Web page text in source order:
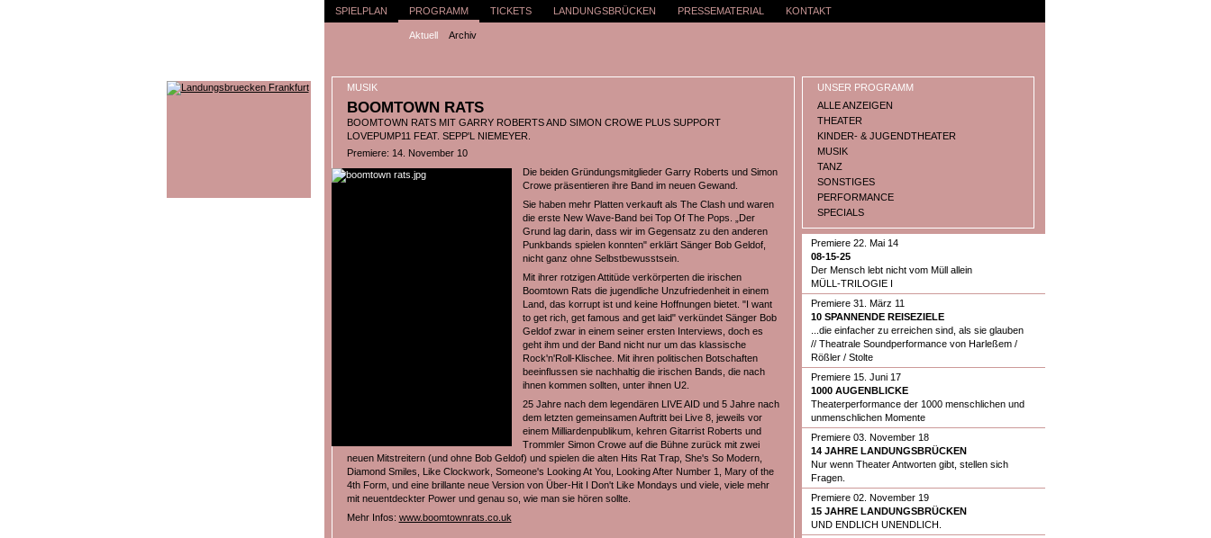
SPIELPLAN PROGRAMM
Aktuell Archiv
TICKETS LANDUNGSBRÜCKEN PRESSEMATERIAL KONTAKT
MUSIK
BOOMTOWN RATS
BOOMTOWN RATS MIT GARRY ROBERTS AND SIMON CROWE PLUS SUPPORT
LOVEPUMP11 FEAT. SEPP'L NIEMEYER.
Premiere: 14. November 10
Die beiden Gründungsmitglieder Garry Roberts und Simon
Crowe präsentieren ihre Band im neuen Gewand.
Sie haben mehr Platten verkauft als The Clash und waren
die erste New Wave-Band bei Top Of The Pops. „Der
Grund lag darin, dass wir im Gegensatz zu den anderen
Punkbands spielen konnten" erklärt Sänger Bob Geldof,
nicht ganz ohne Selbstbewusstsein.
Mit ihrer rotzigen Attitüde verkörperten die irischen
Boomtown Rats die jugendliche Unzufriedenheit in einem
Land, das korrupt ist und keine Hoffnungen bietet. "I want
to get rich, get famous and get laid" verkündet Sänger Bob
Geldof zwar in einem seiner ersten Interviews, doch es
geht ihm und der Band nicht nur um das klassische
Rock'n'Roll-Klischee. Mit ihren politischen Botschaften
beeinflussen sie nachhaltig die irischen Bands, die nach
ihnen kommen sollten, unter ihnen U2.
25 Jahre nach dem legendären LIVE AID und 5 Jahre nach
dem letzten gemeinsamen Auftritt bei Live 8, jeweils vor
einem Milliardenpublikum, kehren Gitarrist Roberts und
Trommler Simon Crowe auf die Bühne zurück mit zwei
neuen Mitstreitern (und ohne Bob Geldof) und spielen die alten Hits Rat Trap, She's So Modern,
Diamond Smiles, Like Clockwork, Someone's Looking At You, Looking After Number 1, Mary of the
4th Form, und eine brillante neue Version von Über-Hit I Don't Like Mondays und viele, viele mehr
mit neuentdeckter Power und genau so, wie man sie hören sollte.
Mehr Infos: www.boomtownrats.co.uk
UNSER PROGRAMM
ALLE ANZEIGEN
THEATER
KINDER- & JUGENDTHEATER
MUSIK
TANZ
SONSTIGES
PERFORMANCE
SPECIALS
Premiere 22. Mai 14
08-15-25
Der Mensch lebt nicht vom Müll allein
MÜLL-TRILOGIE I
Premiere 31. März 11
10 SPANNENDE REISEZIELE
...die einfacher zu erreichen sind, als sie glauben
// Theatrale Soundperformance von Harleßem /
Rößler / Stolte
Premiere 15. Juni 17
1000 AUGENBLICKE
Theaterperformance der 1000 menschlichen und
unmenschlichen Momente
Premiere 03. November 18
14 JAHRE LANDUNGSBRÜCKEN
Nur wenn Theater Antworten gibt, stellen sich
Fragen.
Premiere 02. November 19
15 JAHRE LANDUNGSBRÜCKEN
UND ENDLICH UNENDLICH.